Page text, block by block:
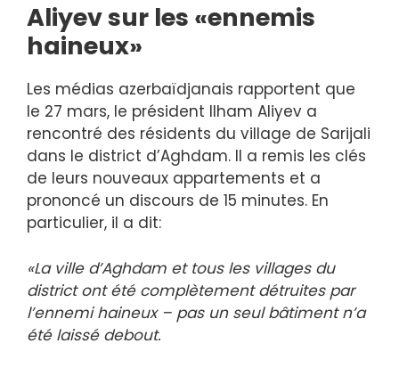
Aliyev sur les «ennemis
haineux»
Les médias azerbaïdjanais rapportent que
le 27 mars, le président Ilham Aliyev a
rencontré des résidents du village de Sarijali
dans le district d’Aghdam. Il a remis les clés
de leurs nouveaux appartements et a
prononcé un discours de 15 minutes. En
particulier, il a dit:
«La ville d’Aghdam et tous les villages du
district ont été complètement détruites par
l’ennemi haineux – pas un seul bâtiment n’a
été laissé debout.